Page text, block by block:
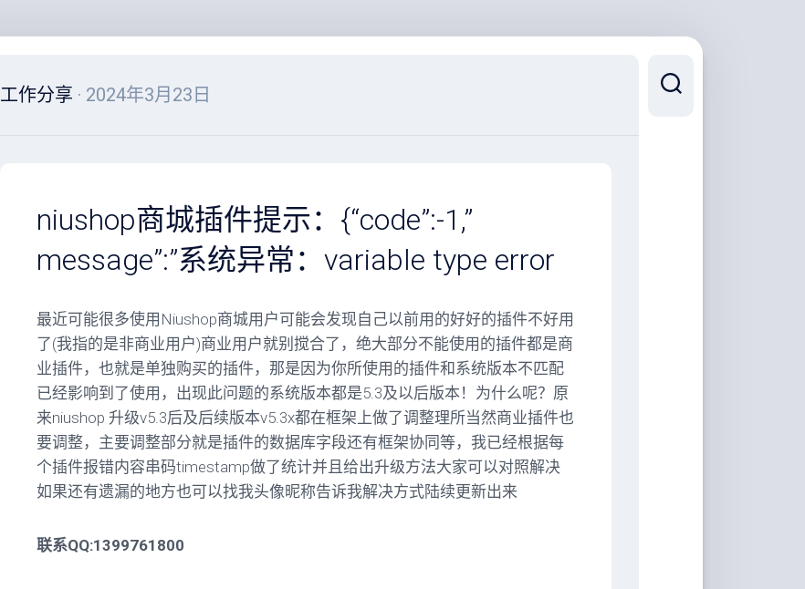
工作分享 · 2024年3月23日
niushop商城插件提示：{“code”:-1,”
message”:”系统异常：variable type error
最近可能很多使用Niushop商城用户可能会发现自己以前用的好好的插件不好用
了(我指的是非商业用户)商业用户就别搅合了，绝大部分不能使用的插件都是商
业插件，也就是单独购买的插件，那是因为你所使用的插件和系统版本不匹配
已经影响到了使用，出现此问题的系统版本都是5.3及以后版本！为什么呢？原
来niushop 升级v5.3后及后续版本v5.3x都在框架上做了调整理所当然商业插件也
要调整，主要调整部分就是插件的数据库字段还有框架协同等，我已经根据每
个插件报错内容串码timestamp做了统计并且给出升级方法大家可以对照解决
如果还有遗漏的地方也可以找我头像昵称告诉我解决方式陆续更新出来
联系QQ:1399761800